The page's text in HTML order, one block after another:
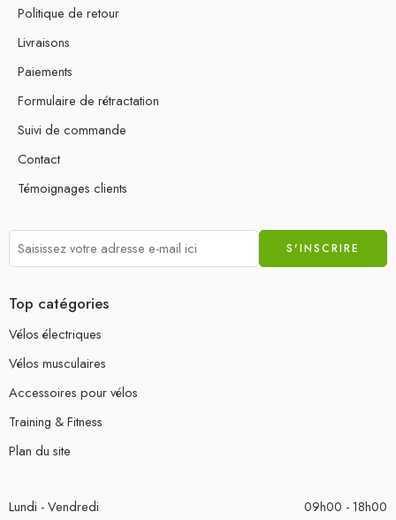
Politique de retour
Livraisons
Paiements
Formulaire de rétractation
Suivi de commande
Contact
Témoignages clients
Top catégories
Vélos électriques
Vélos musculaires
Accessoires pour vélos
Training & Fitness
Plan du site
Lundi - Vendredi 09h00 - 18h00